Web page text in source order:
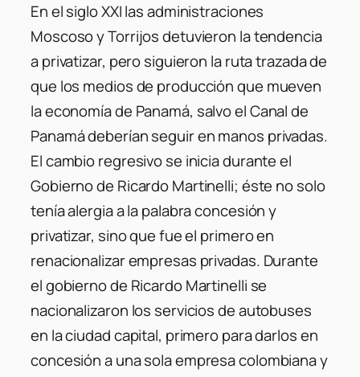
En el siglo XXI las administraciones
Moscoso y Torrijos detuvieron la tendencia
a privatizar, pero siguieron la ruta trazada de
que los medios de producción que mueven
la economía de Panamá, salvo el Canal de
Panamá deberían seguir en manos privadas.
El cambio regresivo se inicia durante el
Gobierno de Ricardo Martinelli; éste no solo
tenía alergia a la palabra concesión y
privatizar, sino que fue el primero en
renacionalizar empresas privadas. Durante
el gobierno de Ricardo Martinelli se
nacionalizaron los servicios de autobuses
en la ciudad capital, primero para darlos en
concesión a una sola empresa colombiana y